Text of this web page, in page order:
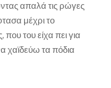
απαλά τις ρώγες
μέχρι το
του είχα πει για
χαϊδεύω τα πόδια